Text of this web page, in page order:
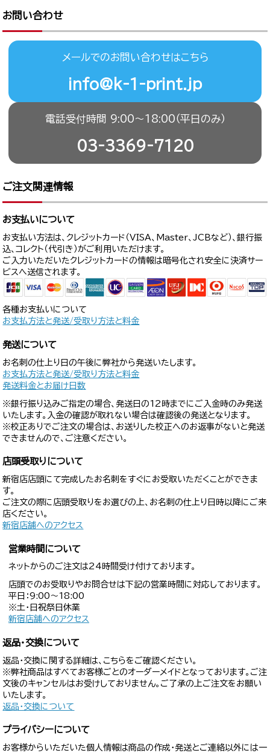
お問い合わせ
メールでのお問い合わせはこちら
info@k-1-print.jp
電話受付時間 9:00〜18:00（平日のみ）
03-3369-7120
ご注文関連情報
お支払いについて
お支払い方法は、クレジットカード（VISA、Master、JCBなど）、銀行振
込、コレクト（代引き）がご利用いただけます。
ご入力いただいたクレジットカードの情報は暗号化され安全に決済サー
ビスへ送信されます。
各種お支払いについて
お支払方法と発送/受取り方法と料金
発送について
お名刺の仕上り日の午後に弊社から発送いたします。
お支払方法と発送/受取り方法と料金
発送料金とお届け日数
※銀行振り込みご指定の場合、発送日の12時までにご入金時のみ発送
いたします。入金の確認が取れない場合は確認後の発送となります。
※校正ありでご注文の場合は、お送りした校正へのお返事がないと発送
できませんので、ご注意ください。
店頭受取りについて
新宿店店頭にて完成したお名刺をすぐにお受取いただくことができま
す。
ご注文の際に店頭受取りをお選びの上、お名刺の仕上り日時以降にご来
店ください。
新宿店舗へのアクセス
営業時間について
ネットからのご注文は24時間受け付けております。
店頭でのお受取りやお問合せは下記の営業時間に対応しております。
平日：9:00〜18:00
※土・日祝祭日休業
新宿店舗へのアクセス
返品・交換について
返品・交換に関する詳細は、こちらをご確認ください。
※弊社商品はすべてお客様ごとのオーダーメイドとなっております。ご注
文後のキャンセルはお受けしておりません。ご了承の上ご注文をお願い
いたします。
返品・交換について
プライバシーについて
お客様からいただいた個人情報は商品の作成・発送とご連絡以外には一